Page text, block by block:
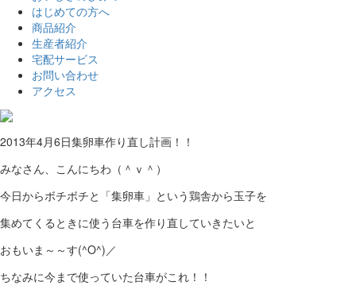
はじめての方へ
商品紹介
生産者紹介
宅配サービス
お問い合わせ
アクセス
2013年4月6日集卵車作り直し計画！！
みなさん、こんにちわ（＾ｖ＾）
今日からボチボチと「集卵車」という鶏舎から玉子を
集めてくるときに使う台車を作り直していきたいと
おもいま～～す(^O^)／
ちなみに今まで使っていた台車がこれ！！